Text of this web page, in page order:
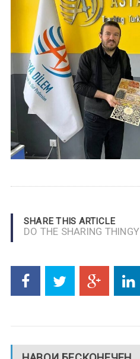
SHARE THIS ARTICLE
DO THE SHARING THINGY